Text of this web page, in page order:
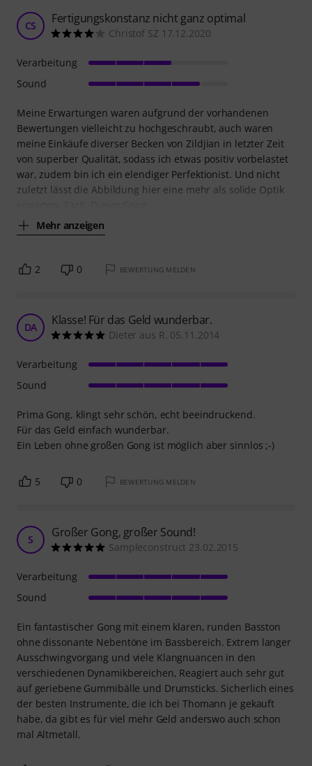
CS Fertigungskonstanz nicht ganz optimal
Christof SZ 17.12.2020
Meine Erwartungen waren aufgrund der vorhandenen
Bewertungen vielleicht zu hochgeschraubt, auch waren
meine Einkäufe diverser Becken von Zildjian in letzter Zeit
von superber Qualität, sodass ich etwas positiv vorbelastet
war, zudem bin ich ein elendiger Perfektionist. Und nicht
zuletzt lässt die Abbildung hier eine mehr als solide Optik
Mehr anzeigen
Verarbeitung
Sound
2 0 BEWERTUNG MELDEN
DA Klasse! Für das Geld wunderbar.
Dieter aus R. 05.11.2014
Prima Gong, klingt sehr schön, echt beeindruckend.
Für das Geld einfach wunderbar.
Ein Leben ohne großen Gong ist möglich aber sinnlos ;-)
Verarbeitung
Sound
5 0 BEWERTUNG MELDEN
S Großer Gong, großer Sound!
Sampleconstruct 23.02.2015
Ein fantastischer Gong mit einem klaren, runden Basston
ohne dissonante Nebentöne im Bassbereich. Extrem langer
Ausschwingvorgang und viele Klangnuancen in den
verschiedenen Dynamikbereichen, Reagiert auch sehr gut
auf geriebene Gummibälle und Drumsticks. Sicherlich eines
der besten Instrumente, die ich bei Thomann je gekauft
habe, da gibt es für viel mehr Geld anderswo auch schon
mal Altmetall.
Verarbeitung
Sound